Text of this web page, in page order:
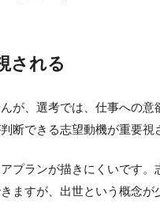
される
が、選考では、仕事への
断できる志望動機が重要視
プランが描きにくいです
ますが、出世という概念